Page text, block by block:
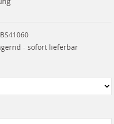
- sofort lieferbar